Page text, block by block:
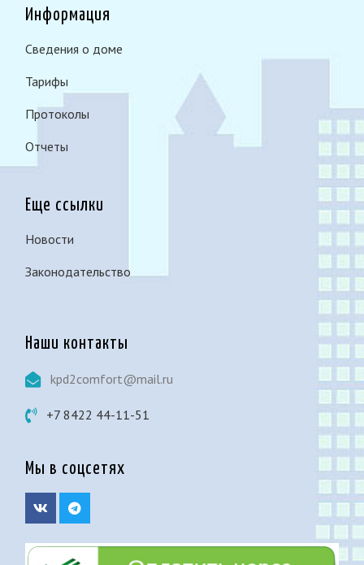
Информация
Сведения о доме
Тарифы
Протоколы
Отчеты
Еще ссылки
Новости
Законодательство
Наши контакты
kpd2comfort@mail.ru
+7 8422 44-11-51
Мы в соцсетях